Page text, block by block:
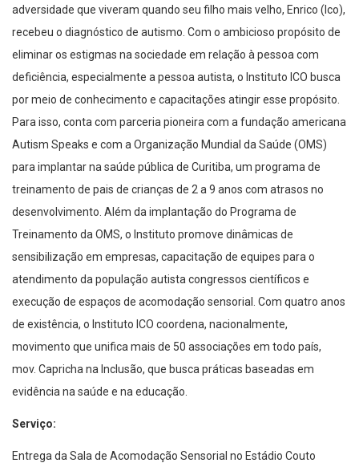
adversidade que viveram quando seu filho mais velho, Enrico (Ico),
recebeu o diagnóstico de autismo. Com o ambicioso propósito de
eliminar os estigmas na sociedade em relação à pessoa com
deficiência, especialmente a pessoa autista, o Instituto ICO busca
por meio de conhecimento e capacitações atingir esse propósito.
Para isso, conta com parceria pioneira com a fundação americana
Autism Speaks e com a Organização Mundial da Saúde (OMS)
para implantar na saúde pública de Curitiba, um programa de
treinamento de pais de crianças de 2 a 9 anos com atrasos no
desenvolvimento. Além da implantação do Programa de
Treinamento da OMS, o Instituto promove dinâmicas de
sensibilização em empresas, capacitação de equipes para o
atendimento da população autista congressos científicos e
execução de espaços de acomodação sensorial. Com quatro anos
de existência, o Instituto ICO coordena, nacionalmente,
movimento que unifica mais de 50 associações em todo país,
mov. Capricha na Inclusão, que busca práticas baseadas em
evidência na saúde e na educação.
Serviço:
Entrega da Sala de Acomodação Sensorial no Estádio Couto